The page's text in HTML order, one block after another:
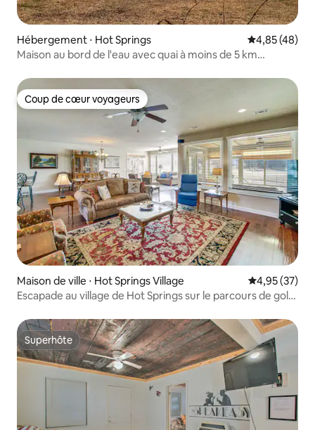
Hébergement ⋅ Hot Springs Évaluation
4,85 (48)
Maison au bord de l'eau avec quai à moins de 5 km
Coup de cœur voyageurs
Coup de cœur voyageurs
Maison de ville ⋅ Hot Springs Village Évaluation
4,95 (37)
Escapade au village de Hot Springs sur le parcours de golf
Superhôte
Superhôte